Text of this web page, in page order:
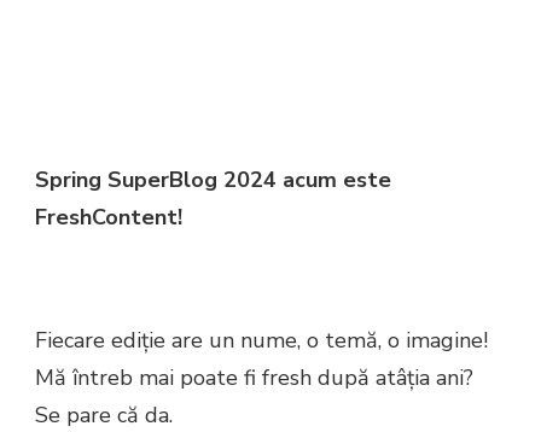
Spring SuperBlog 2024 acum este
FreshContent!
Fiecare ediție are un nume, o temă, o imagine!
Mă întreb mai poate fi fresh după atâția ani?
Se pare că da.